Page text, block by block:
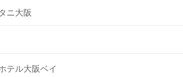
ニ大阪
テル大阪ベイ